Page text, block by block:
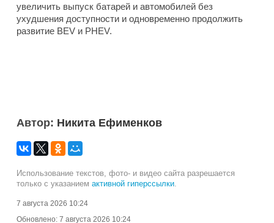
увеличить выпуск батарей и автомобилей без
ухудшения доступности и одновременно продолжить
развитие BEV и PHEV.
Автор: Никита Ефименков
Использование текстов, фото- и видео сайта разрешается
только с указанием активной гиперссылки
7 августа 2026 10:24
Обновлено: 7 августа 2026 10:24